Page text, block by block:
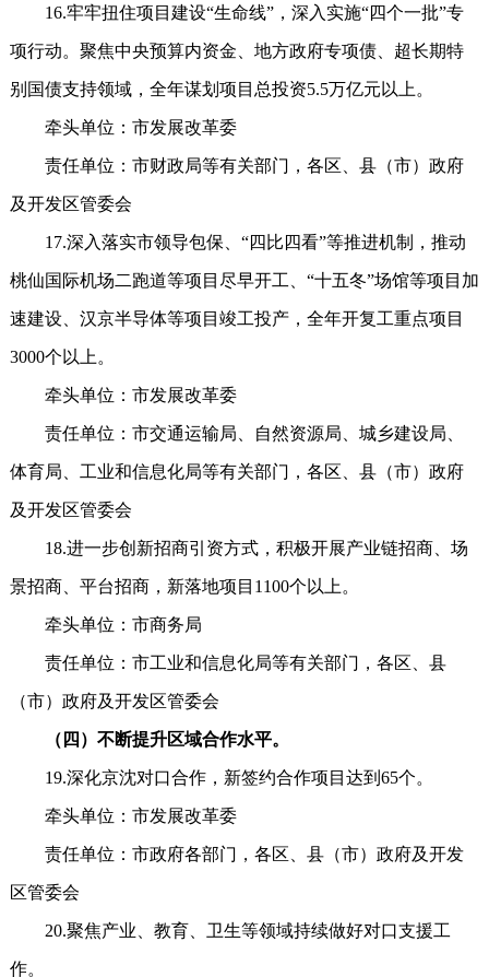
16.牢牢扭住项目建设“生命线”，深入实施“四个一批”专
项行动。聚焦中央预算内资金、地方政府专项债、超长期特
别国债支持领域，全年谋划项目总投资5.5万亿元以上。
牵头单位：市发展改革委
责任单位：市财政局等有关部门，各区、县（市）政府
及开发区管委会
17.深入落实市领导包保、“四比四看”等推进机制，推动
桃仙国际机场二跑道等项目尽早开工、“十五冬”场馆等项目加
速建设、汉京半导体等项目竣工投产，全年开复工重点项目
3000个以上。
牵头单位：市发展改革委
责任单位：市交通运输局、自然资源局、城乡建设局、
体育局、工业和信息化局等有关部门，各区、县（市）政府
及开发区管委会
18.进一步创新招商引资方式，积极开展产业链招商、场
景招商、平台招商，新落地项目1100个以上。
牵头单位：市商务局
责任单位：市工业和信息化局等有关部门，各区、县
（市）政府及开发区管委会
（四）不断提升区域合作水平。
19.深化京沈对口合作，新签约合作项目达到65个。
牵头单位：市发展改革委
责任单位：市政府各部门，各区、县（市）政府及开发
区管委会
20.聚焦产业、教育、卫生等领域持续做好对口支援工
作。